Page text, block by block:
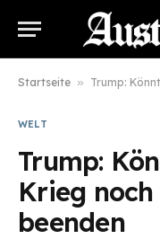
Startseite » Trump:
WELT
Trump:
Krieg
beenden